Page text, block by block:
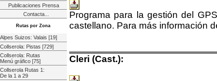
Publicaciones Prensa
Contacta...
Rutas por Zona
Alpes Suizos: Valais [19]
Collserola: Pistas [729]
Collserola: Rutas
Menú gráfico [75]
Collserola Rutas 1:
De la 1 a 29
Programa para la gestión del
castellano. Para más información
Cleri (Cast.):